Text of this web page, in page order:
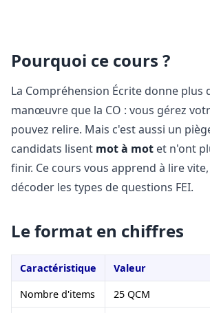
Pourquoi ce cours ?
La Compréhension Écrite donne plus
manœuvre que la CO : vous gérez
pouvez relire. Mais c'est aussi un
candidats lisent mot à mot et n'ont
finir. Ce cours vous apprend à lire
décoder les types de questions FEI.
Le format en chiffres
Caractéristique
Valeur
Nombre d'items
25 QCM